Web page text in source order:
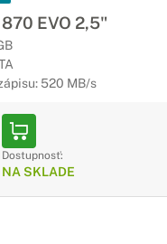
EVO 2,5"
520 MB/s
Dostupnosť:
NA SKLADE